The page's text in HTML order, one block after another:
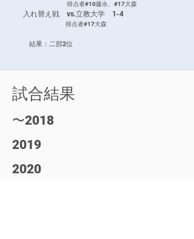
得点者#10藤永、#17大森
入れ替え戦 vs.立教大学 1-4
得点者#17大森
結果：二部2位
試合結果
〜2018
2019
2020